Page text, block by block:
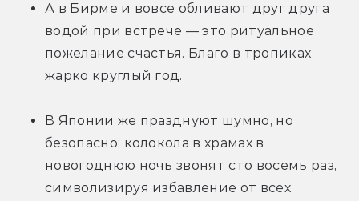
А в Бирме и вовсе обливают друг друга
водой при встрече — это ритуальное
пожелание счастья. Благо в тропиках
жарко круглый год.
В Японии же празднуют шумно, но
безопасно: колокола в храмах в
новогоднюю ночь звонят сто восемь раз,
символизируя избавление от всех